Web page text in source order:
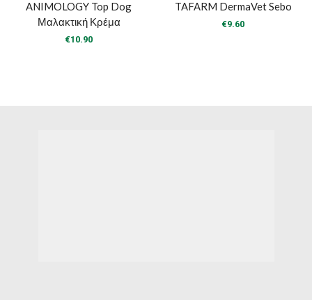
ANIMOLOGY Top Dog
Μαλακτική Κρέμα
€10.90
TAFARM DermaVet Sebo
€9.60